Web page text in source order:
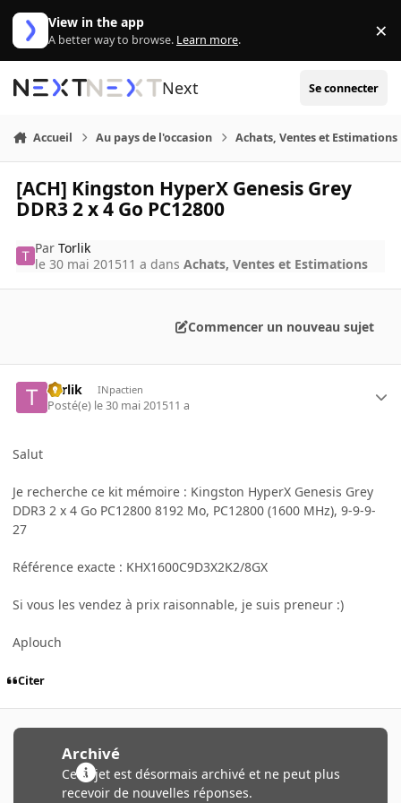
Aller au contenu
View in the app
A better way to browse. Learn more. ×
Next Se connecter
Accueil Au pays de l'occasion Achats, Ventes et Estimations
[ACH] Kingston HyperX Genesis Grey
DDR3 2 x 4 Go PC12800
ParTorlik
le 30 mai 201511 a dansAchats, Ventes et Estimations
Commencer un nouveau sujet
Torlik INpactien
Posté(e) le 30 mai 201511 a
Salut
Je recherche ce kit mémoire : Kingston HyperX Genesis Grey
DDR3 2 x 4 Go PC12800 8192 Mo, PC12800 (1600 MHz), 9-9-9-
27
Référence exacte : KHX1600C9D3X2K2/8GX
Si vous les vendez à prix raisonnable, je suis preneur :)
Aplouch
Citer
Archivé
Ce sujet est désormais archivé et ne peut plus
recevoir de nouvelles réponses.